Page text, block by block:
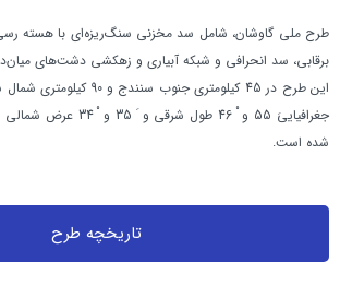
طرح ملي گاوشان، شامل سد مخزني سنگ‌ريزه‌اي با هسته رسي،
برقابي، سد انحرافي و شبكه آبياري و زهكشي دشت‌هاي ميان
این طرح در 45 كيلومتري جنوب
جغرافياييَ 55 و ْ 46 طول
شده است.
تاریخچه طرح